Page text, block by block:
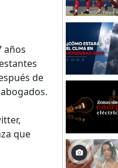
años
de
que